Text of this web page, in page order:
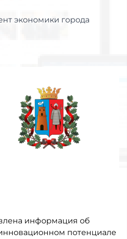
экономики города
информация об
потенциале